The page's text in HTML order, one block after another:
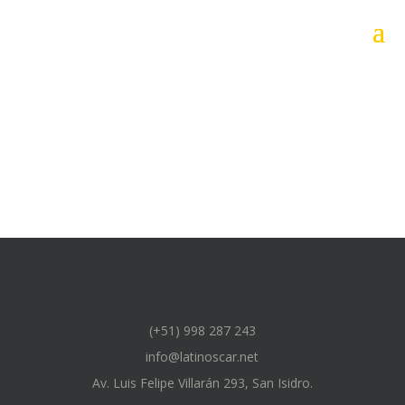
(+51) 998 287 243
info@latinoscar.net
Av. Luis Felipe Villarán 293, San Isidro.